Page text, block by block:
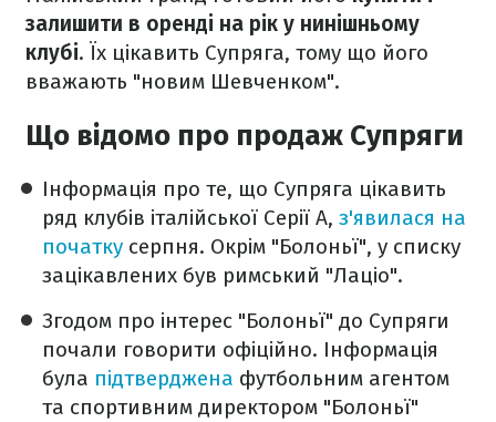
залишити в оренді на рік у нинішньому
клубі. Їх цікавить Супряга, тому що його
вважають "новим Шевченком".
Що відомо про продаж Супряги
Інформація про те, що Супряга цікавить
ряд клубів італійської Серії А, з'явилася на
початку серпня. Окрім "Болоньї", у списку
зацікавлених був римський "Лаціо".
Згодом про інтерес "Болоньї" до Супряги
почали говорити офіційно. Інформація
була підтверджена футбольним агентом
та спортивним директором "Болоньї"